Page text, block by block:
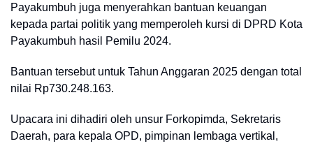
Payakumbuh juga menyerahkan bantuan keuangan
kepada partai politik yang memperoleh kursi di DPRD Kota
Payakumbuh hasil Pemilu 2024.
Bantuan tersebut untuk Tahun Anggaran 2025 dengan total
nilai Rp730.248.163.
Upacara ini dihadiri oleh unsur Forkopimda, Sekretaris
Daerah, para kepala OPD, pimpinan lembaga vertikal,